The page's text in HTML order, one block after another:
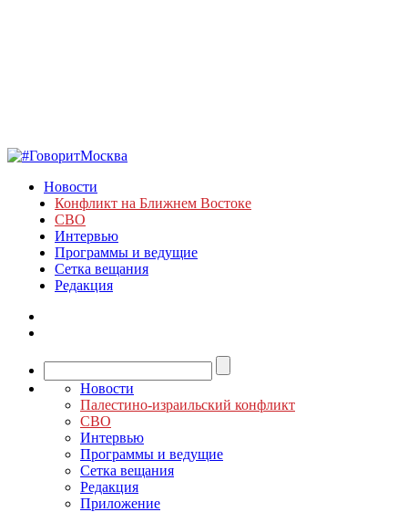
Новости
Конфликт на Ближнем Востоке
СВО
Интервью
Программы и ведущие
Сетка вещания
Редакция
Новости
Палестино-израильский конфликт
СВО
Интервью
Программы и ведущие
Сетка вещания
Редакция
Приложение